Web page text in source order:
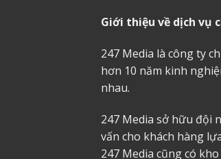
Giới thiệu về dịch vụ
247 Media là công ty
hơn 10 năm kinh
nhau.
247 Media sở hữu đội
vấn cho khách hàng
247 Media cũng có